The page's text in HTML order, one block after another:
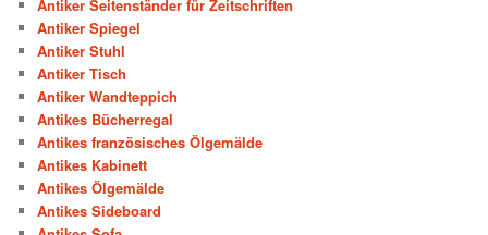
Antiker Seitenständer für Zeitschriften
Antiker Spiegel
Antiker Stuhl
Antiker Tisch
Antiker Wandteppich
Antikes Bücherregal
Antikes französisches Ölgemälde
Antikes Kabinett
Antikes Ölgemälde
Antikes Sideboard